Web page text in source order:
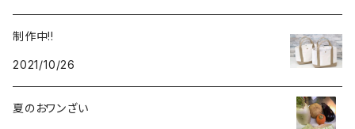
制作中!!
2021/10/26
夏のおワンざい